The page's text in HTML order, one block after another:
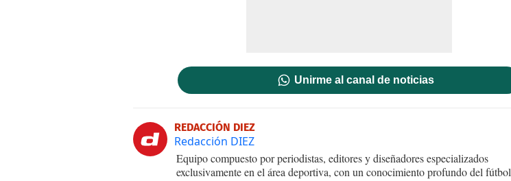
Unirme al canal de noticias
REDACCIÓN DIEZ
Redacción DIEZ
Equipo compuesto por periodistas, editores y diseñadores especializados
exclusivamente en el área deportiva, con un conocimiento profundo del fútbol